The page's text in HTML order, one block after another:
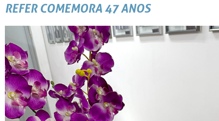
REFER COMEMORA 47 ANOS